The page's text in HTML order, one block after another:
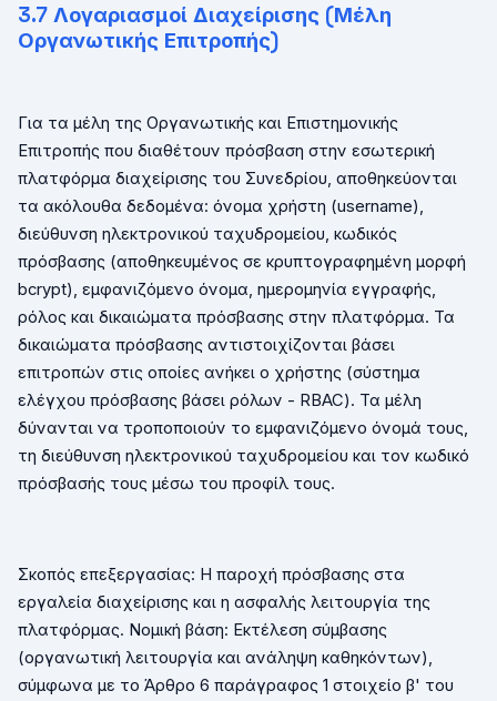
3.7 Λογαριασμοί Διαχείρισης (Μέλη
Οργανωτικής Επιτροπής)
Για τα μέλη της Οργανωτικής και Επιστημονικής
Επιτροπής που διαθέτουν πρόσβαση στην εσωτερική
πλατφόρμα διαχείρισης του Συνεδρίου, αποθηκεύονται
τα ακόλουθα δεδομένα: όνομα χρήστη (username),
διεύθυνση ηλεκτρονικού ταχυδρομείου, κωδικός
πρόσβασης (αποθηκευμένος σε κρυπτογραφημένη μορφή
bcrypt), εμφανιζόμενο όνομα, ημερομηνία εγγραφής,
ρόλος και δικαιώματα πρόσβασης στην πλατφόρμα. Τα
δικαιώματα πρόσβασης αντιστοιχίζονται βάσει
επιτροπών στις οποίες ανήκει ο χρήστης (σύστημα
ελέγχου πρόσβασης βάσει ρόλων - RBAC). Τα μέλη
δύνανται να τροποποιούν το εμφανιζόμενο όνομά τους,
τη διεύθυνση ηλεκτρονικού ταχυδρομείου και τον κωδικό
πρόσβασής τους μέσω του προφίλ τους.
Σκοπός επεξεργασίας: Η παροχή πρόσβασης στα
εργαλεία διαχείρισης και η ασφαλής λειτουργία της
πλατφόρμας. Νομική βάση: Εκτέλεση σύμβασης
(οργανωτική λειτουργία και ανάληψη καθηκόντων),
σύμφωνα με το Άρθρο 6 παράγραφος 1 στοιχείο β' του